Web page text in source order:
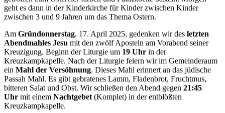
geht es dann in der Kinderkirche für Kinder zwischen Kinder
zwischen 3 und 9 Jahren um das Thema Ostern.
Am Gründonnerstag, 17. April 2025, gedenken wir des letzten
Abendmahles Jesu mit den zwölf Aposteln am Vorabend seiner
Kreuzigung. Beginn der Liturgie um 19 Uhr in der
Kreuzkampkapelle. Nach der Liturgie feiern wir im Gemeinderaum
ein Mahl der Versöhnung. Dieses Mahl erinnert an das jüdische
Passah Mahl. Es gibt gebratenes Lamm, Fladenbrot, Fruchtmus,
bitteren Salat und Obst. Wir schließen den Abend gegen 21:45
Uhr mit einem Nachtgebet (Komplet) in der entblößten
Kreuzkampkapelle.